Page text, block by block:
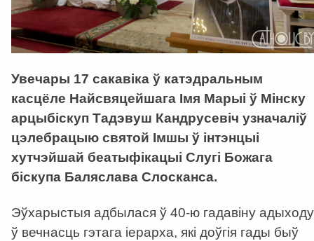
Увечары 17 сакавіка ў катэдральным
касцёле Найсвяцейшага Імя Марыі ў Мінску
арцыбіскуп Тадэвуш Кандрусевіч узначаліў
цэлебрацыю святой Імшы ў інтэнцыі
хутчэйшай беатыфікацыі Слугі Божага
біскупа Баляслава Слосканса.
Эўхарыстыя адбылася ў 40-ю гадавіну адыходу
ў вечнасць гэтага іерарха, які доўгія гады быў